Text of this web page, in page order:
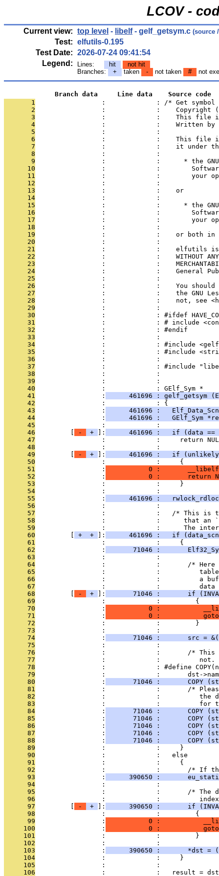
LCOV -
Current view: top level - libelf- gelf_getsym.c (source
Test: elfutils-0.195
Test Date: 2026-07-24 09:41:54
Legend:
Lines: hit
not hit
Branches:
+ taken - not taken # not
             Branch data     Line data    Source code
       1
:             : /* Get
       2
:             :    Copyright
       3
:             :    This file
       4
:             :    Written
       5
                 :             :
       6
:             :    This file
       7
:             :    it under
       8
                 :             :
       9
:             :      * the
      10
:             :
      11
:             :        your
      12
                 :             :
      13
                 :             :    or
      14
                 :             :
      15
:             :      * the
      16
:             :
      17
:             :        your
      18
                 :             :
      19
:             :    or both in
      20
                 :             :
      21
:             :    elfutils
      22
:             :    WITHOUT
      23
:             :
      24
:             :    General
      25
                 :             :
      26
:             :    You
      27
:             :    the GNU
      28
:             :    not, see
      29
                 :             :
      30
:             : #ifdef
      31
:             : # include
      32
                 :             : #endif
      33
                 :             :
      34
:             : #include
      35
:             : #include
      36
                 :             :
      37
:             : #include
      38
                 :             :
      39
                 :             :
      40
                 :             : GElf_Sym *
      41
                 :
461696 : gelf_getsym
      42
                 :             : {
      43
                 :
461696 :
      44
                 :
461696 :   GElf_Sym
      45
                 :             :
      46
- + ]:
461696 :   if (data ==
      47
:             :     return
      48
                 :             :
      49
- + ]:
461696 :   if
      50
                 :             :     {
      51
                 :
0 :
      52
                 :
0 :       return
      53
                 :             :     }
      54
                 :             :
      55
                 :
461696 :
      56
                 :             :
      57
:             :   /* This is
      58
:             :      that an
      59
:             :      The
      60
+ + ]:
461696 :   if
      61
                 :             :     {
      62
                 :
71046 :
      63
                 :             :
      64
:             :       /*
      65
:             :
      66
:             :          a
      67
:             :
      68
- + ]:
71046 :       if
      69
                 :             :         {
      70
                 :
0 :
      71
                 :
0 :
      72
                 :             :         }
      73
                 :             :
      74
                 :
71046 :       src =
      75
                 :             :
      76
:             :       /*
      77
:             :
      78
:             : #define
      79
:             :       dst-
      80
                 :
71046 :       COPY
      81
:             :       /*
      82
:             :          the
      83
:             :          for
      84
                 :
71046 :       COPY
      85
                 :
71046 :       COPY
      86
                 :
71046 :       COPY
      87
                 :
71046 :       COPY
      88
                 :
71046 :       COPY
      89
                 :             :     }
      90
                 :             :   else
      91
                 :             :     {
      92
:             :       /* If
      93
                 :
390650 :
      94
                 :             :
      95
:             :       /* The
      96
:             :
      97
- + ]:
390650 :       if
      98
                 :             :         {
      99
                 :
0 :
     100
                 :
0 :
     101
                 :             :         }
     102
                 :             :
     103
                 :
390650 :       *dst =
     104
                 :             :     }
     105
                 :             :
     106
:             :   result =